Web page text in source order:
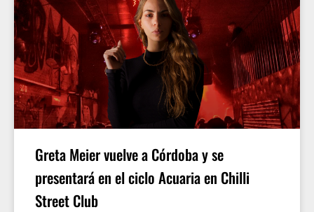
Greta Meier vuelve a Córdoba y se
presentará en el ciclo Acuaria en Chilli
Street Club